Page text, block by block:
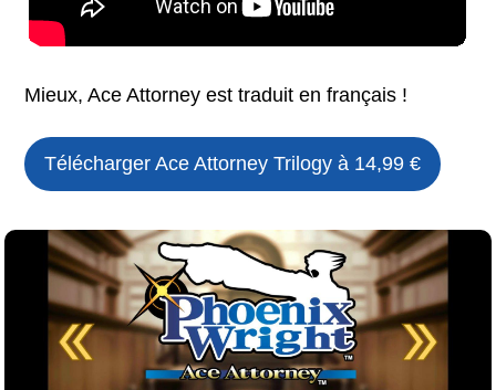
Mieux, Ace Attorney est traduit en français !
TéléchargerAce Attorney Trilogy à 14,99 €